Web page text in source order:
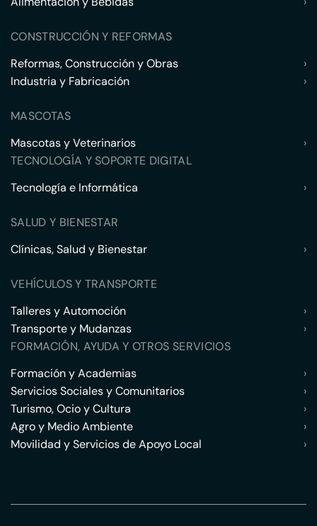
CONSTRUCCIÓN Y REFORMAS
Reformas, Construcción y Obras
›
Industria y Fabricación
›
MASCOTAS
Mascotas y Veterinarios
›
TECNOLOGÍA Y SOPORTE DIGITAL
Tecnología e Informática
›
SALUD Y BIENESTAR
Clínicas, Salud y Bienestar
›
VEHÍCULOS Y TRANSPORTE
Talleres y Automoción
›
Transporte y Mudanzas
›
FORMACIÓN, AYUDA Y OTROS SERVICIOS
Formación y Academias
›
Servicios Sociales y Comunitarios
›
Turismo, Ocio y Cultura
›
Agro y Medio Ambiente
›
Movilidad y Servicios de Apoyo Local
›